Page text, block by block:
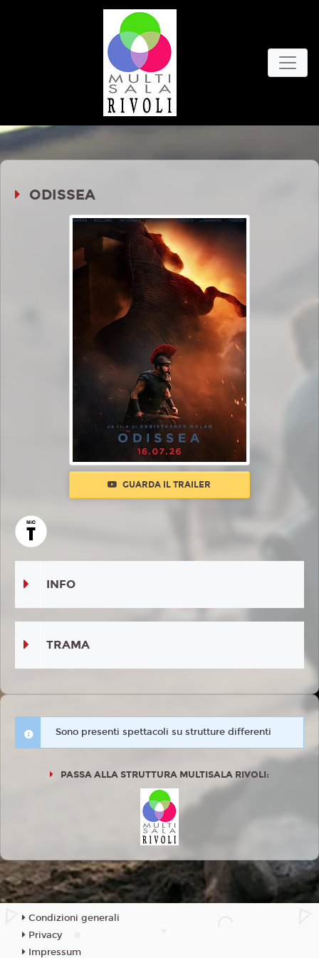
ODISSEA
GUARDA IL TRAILER
INFO
TRAMA
Sono presenti spettacoli su strutture differenti
PASSA ALLA STRUTTURA MULTISALA RIVOLI:
Condizioni generali
Privacy
Impressum